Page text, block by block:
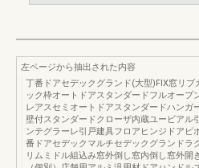
左ページから抽出された内容
丁番ドアセデックグランド(大型)FIX窓リブ
ック枠オートドアスタンダードフルオープ
レアスセミオートドアスタンダードハンガ
壁付スタンダードクローザ内蔵ユービアル
ンテグラーレ引戸建具フロアヒンジドアピ
番ドアセデックマルチセデックグランドラ
リムミドル組込み窓外倒し窓内倒し窓外開